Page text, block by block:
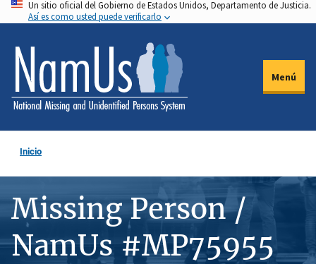
Pasar
al
contenido
principal
Un sitio oficial del Gobierno de Estados Unidos, Departamento de Justicia.
Así es como usted puede verificarlo
Menú
Inicio
Missing Person /
NamUs #MP75955